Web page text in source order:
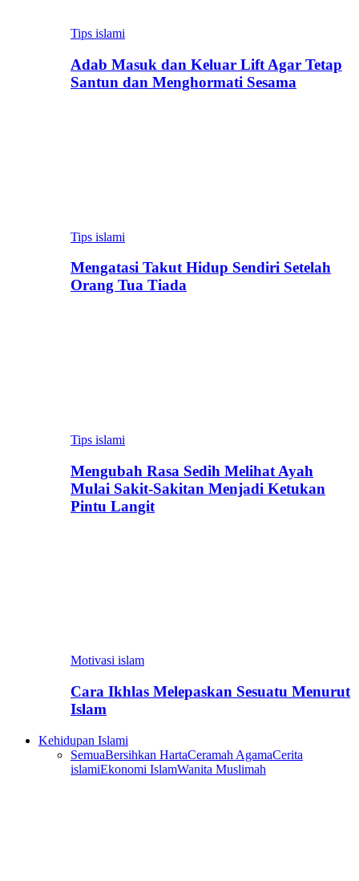
Tips islami
Adab Masuk dan Keluar Lift Agar Tetap
Santun dan Menghormati Sesama
Tips islami
Mengatasi Takut Hidup Sendiri Setelah
Orang Tua Tiada
Tips islami
Mengubah Rasa Sedih Melihat Ayah
Mulai Sakit-Sakitan Menjadi Ketukan
Pintu Langit
Motivasi islam
Cara Ikhlas Melepaskan Sesuatu Menurut
Islam
Kehidupan Islami
SemuaBersihkan HartaCeramah AgamaCerita
islamiEkonomi IslamWanita Muslimah